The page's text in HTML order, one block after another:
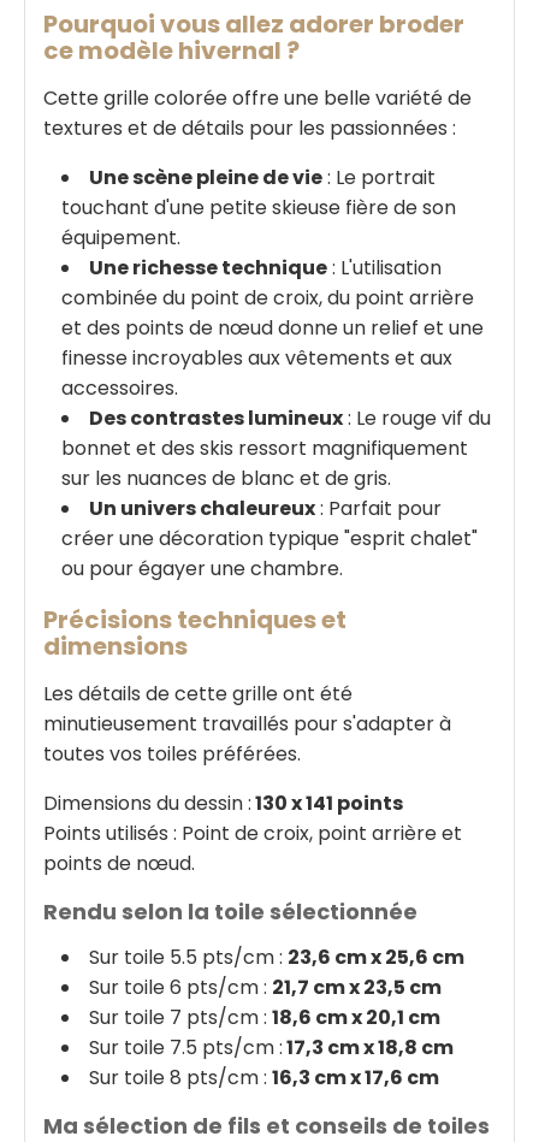
Pourquoi vous allez adorer broder
ce modèle hivernal ?
Cette grille colorée offre une belle variété de
textures et de détails pour les passionnées :
Une scène pleine de vie: Le portrait
touchant d'une petite skieuse fière de son
équipement.
Une richesse technique: L'utilisation
combinée du point de croix, du point arrière
et des points de nœud donne un relief et une
finesse incroyables aux vêtements et aux
accessoires.
Des contrastes lumineux: Le rouge vif du
bonnet et des skis ressort magnifiquement
sur les nuances de blanc et de gris.
Un univers chaleureux: Parfait pour
créer une décoration typique "esprit chalet"
ou pour égayer une chambre.
Précisions techniques et
dimensions
Les détails de cette grille ont été
minutieusement travaillés pour s'adapter à
toutes vos toiles préférées.
Dimensions du dessin :130 x 141 points
Points utilisés : Point de croix, point arrière et
points de nœud.
Rendu selon la toile sélectionnée
Sur toile 5.5 pts/cm : 23,6 cm x 25,6 cm
Sur toile 6 pts/cm : 21,7 cm x 23,5 cm
Sur toile 7 pts/cm : 18,6 cm x 20,1 cm
Sur toile 7.5 pts/cm :17,3 cm x 18,8 cm
Sur toile 8 pts/cm : 16,3 cm x 17,6 cm
Ma sélection de fils et conseils de toiles